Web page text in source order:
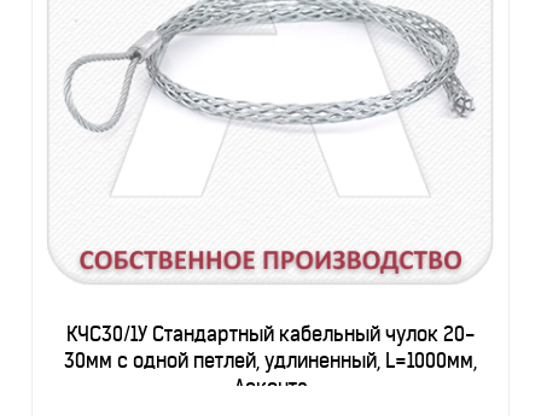
КЧС30/1У Стандартный кабельный чулок 20-
30мм с одной петлей, удлиненный, L=1000мм,
Асконта